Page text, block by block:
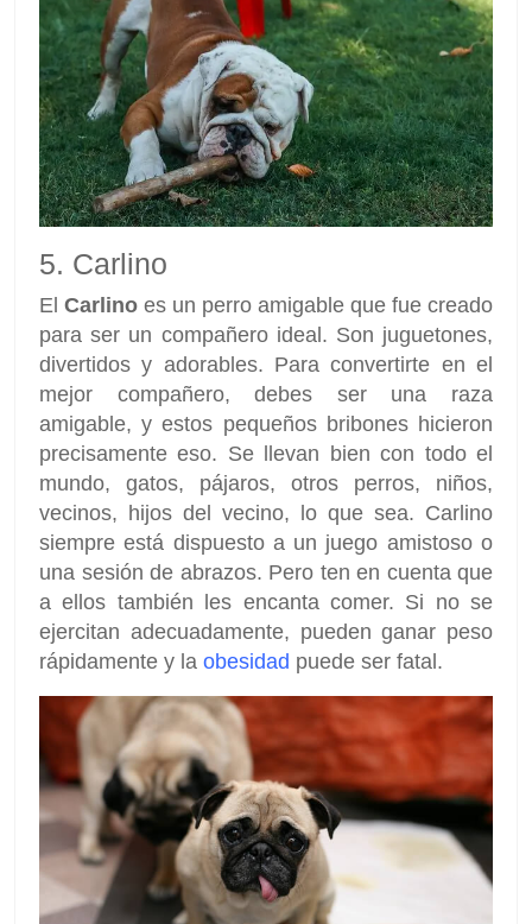
5. Carlino
El Carlino es un perro amigable que fue creado
para ser un compañero ideal. Son juguetones,
divertidos y adorables. Para convertirte en el
mejor compañero, debes ser una raza
amigable, y estos pequeños bribones hicieron
precisamente eso. Se llevan bien con todo el
mundo, gatos, pájaros, otros perros, niños,
vecinos, hijos del vecino, lo que sea. Carlino
siempre está dispuesto a un juego amistoso o
una sesión de abrazos. Pero ten en cuenta que
a ellos también les encanta comer. Si no se
ejercitan adecuadamente, pueden ganar peso
rápidamente y la obesidad puede ser fatal.